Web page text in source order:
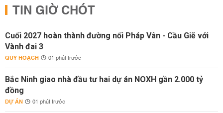
TIN GIỜ CHÓT
Cuối 2027 hoàn thành đường nối Pháp Vân - Cầu Giẽ với
Vành đai 3
QUY HOẠCH 01 phút trước
Bắc Ninh giao nhà đầu tư hai dự án NOXH gần 2.000 tỷ
đồng
DỰ ÁN 01 phút trước